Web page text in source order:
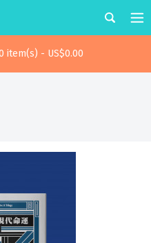
item(s) - US$0.00